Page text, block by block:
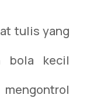
tulis yang
bola kecil